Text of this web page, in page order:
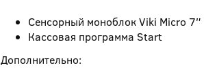
Сенсорный моноблок Viki Micro 7″
Кассовая программа Start
Дополнительно: